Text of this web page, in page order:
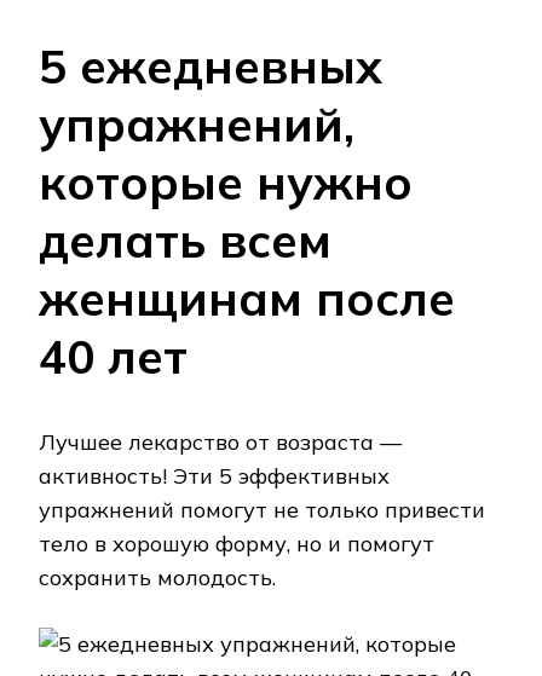
5 ежедневных
упражнений,
которые нужно
делать всем
женщинам после
40 лет
Лучшее лекарство от возраста —
активность! Эти 5 эффективных
упражнений помогут не только привести
тело в хорошую форму, но и помогут
сохранить молодость.